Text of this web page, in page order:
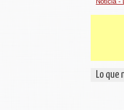
Lo